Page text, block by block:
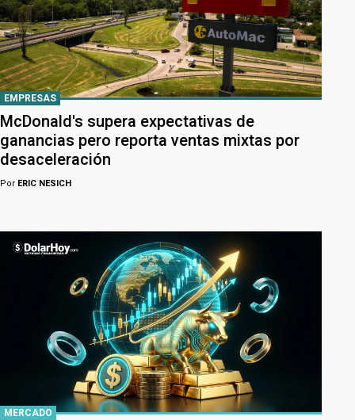
EMPRESAS
McDonald's supera expectativas de
ganancias pero reporta ventas mixtas por
desaceleración
Por ERIC NESICH
MERCADO